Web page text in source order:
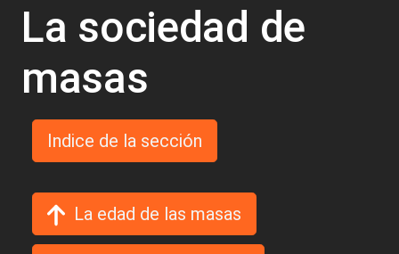
La sociedad de
masas
Indice de la sección
La edad de las masas